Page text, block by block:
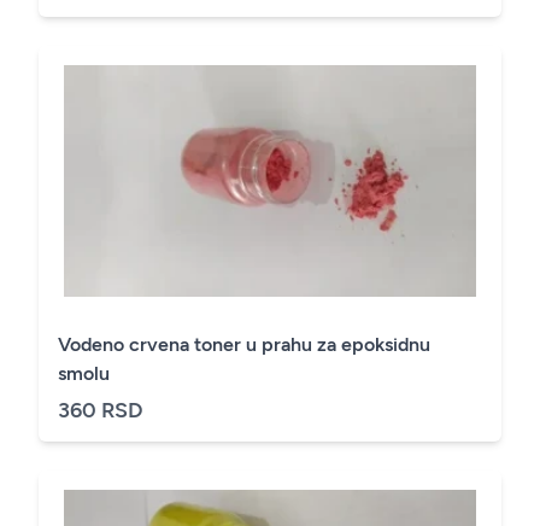
Vodeno crvena toner u prahu za epoksidnu
smolu
360 RSD